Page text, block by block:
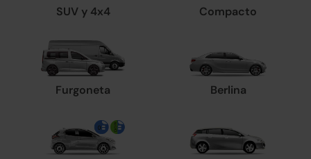
SUV y 4x4 Compacto
Furgoneta Berlina